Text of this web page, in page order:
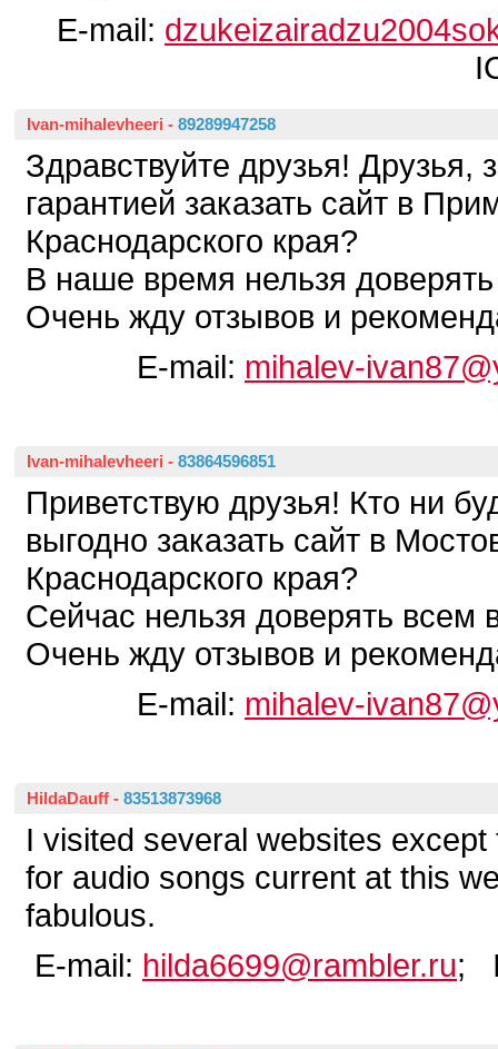
E-mail:
Ivan-mihalevheeri - 89289947258
Здравствуйте друзья! Друзья,
гарантией заказать сайт в
Краснодарского края?
В наше время нельзя
Очень жду отзывов и
E-mail: mihalev-
Ivan-mihalevheeri - 83864596851
Приветствую друзья! Кто ни
выгодно заказать сайт в
Краснодарского края?
Сейчас нельзя доверять всем
Очень жду отзывов и
E-mail: mihalev-
HildaDauff - 83513873968
I visited several websites
for audio songs current at this
fabulous.
E-mail: hilda6699@rambler.ru;